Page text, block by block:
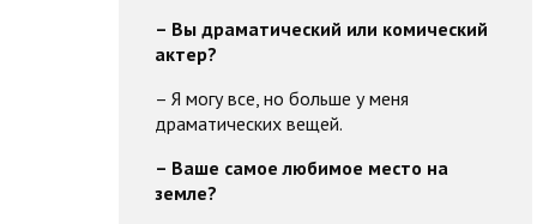
– Вы драматический или комический
актер?
– Я могу все, но больше у меня
драматических вещей.
– Ваше самое любимое место на
земле?